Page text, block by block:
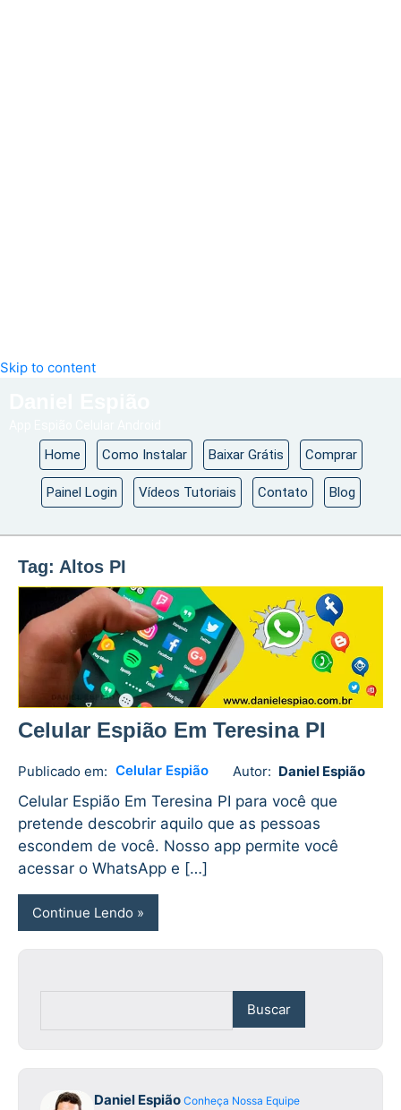
Skip to content
Home Como Instalar Baixar Grátis Comprar
Painel Login Vídeos Tutoriais Contato Blog
Tag: Altos PI
Celular Espião Em Teresina PI
Publicado em: Celular Espião Autor: Daniel Espião
Daniel
Espião
No
comments
Celular Espião Em Teresina PI para você que
pretende descobrir aquilo que as pessoas
escondem de você. Nosso app permite você
acessar o WhatsApp e […]
Continue Lendo
Buscar
Daniel Espião Conheça Nossa Equipe